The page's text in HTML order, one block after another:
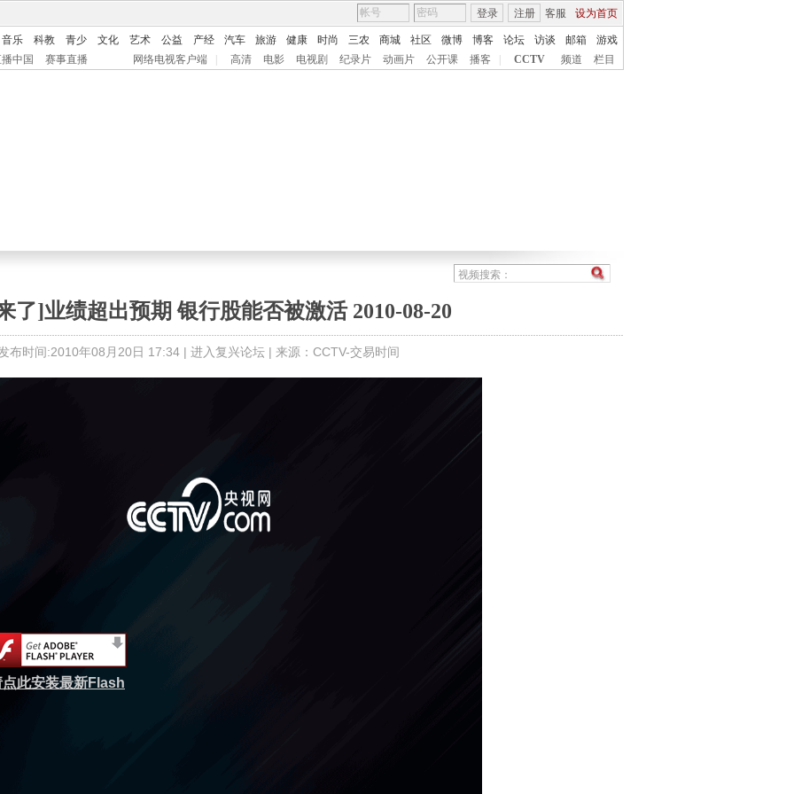
客服 设为首页
登录 注册
音乐 科教 青少 文化 艺术 公益 产经 汽车 旅游 健康 时尚 三农 商城 社区 微博 博客 论坛 访谈 邮箱
游戏
中国
赛事直播 网络电视客户端 高清 电影 电视剧 纪录片 动画片 公开课 播客 CCTV 频道 栏目
了]业绩超出预期 银行股能否被激活 2010-08-20
布时间:2010年08月20日 17:34 | 进入复兴论坛 | 来源：CCTV-交易时间
点此安装最新Flash